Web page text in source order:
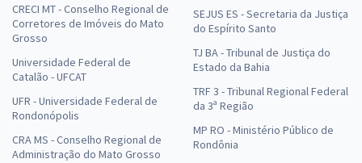
CRECI MT - Conselho Regional de
Corretores de Imóveis do Mato
Grosso
Universidade Federal de
Catalão - UFCAT
UFR - Universidade Federal de
Rondonópolis
CRA MS - Conselho Regional de
Administração do Mato Grosso
SEJUS ES - Secretaria da Justiça
do Espírito Santo
TJ BA - Tribunal de Justiça do
Estado da Bahia
TRF 3 - Tribunal Regional Federal
da 3ª Região
MP RO - Ministério Público de
Rondônia